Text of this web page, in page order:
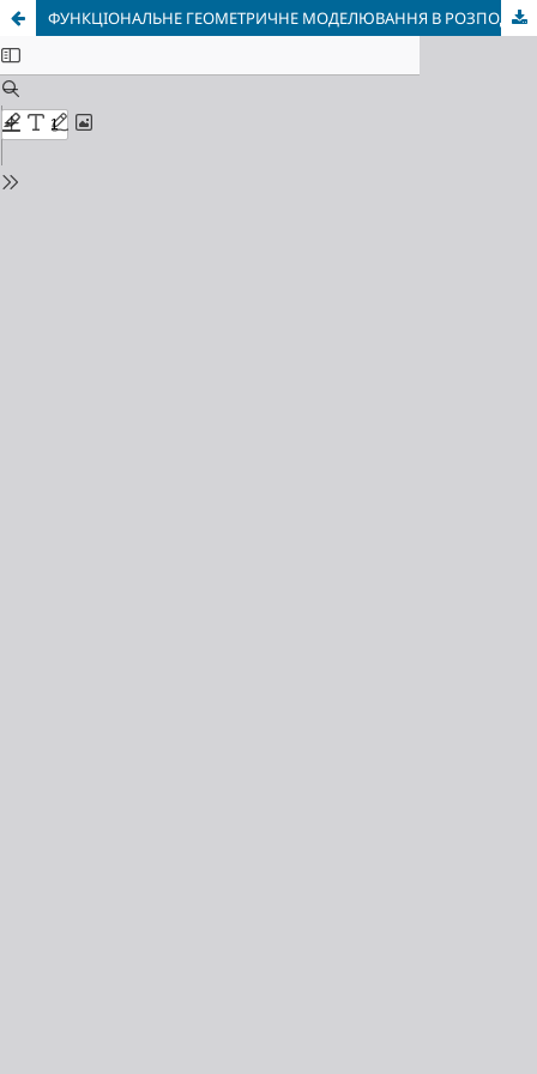
ФУНКЦІОНАЛЬНЕ ГЕОМЕТРИЧНЕ МОДЕЛЮВАННЯ В РОЗПОДІЛЕНИХ КОМП’ЮТЕРНИХ СИСТЕМАХ